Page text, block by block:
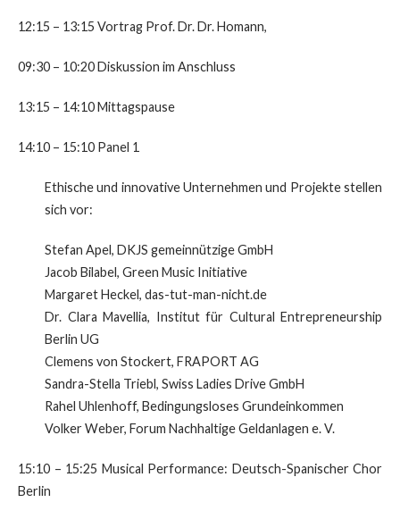
12:15 – 13:15 Vortrag Prof. Dr. Dr. Homann,
09:30 – 10:20 Diskussion im Anschluss
13:15 – 14:10 Mittagspause
14:10 – 15:10 Panel 1
Ethische und innovative Unternehmen und Projekte stellen
sich vor:
Stefan Apel, DKJS gemeinnützige GmbH
Jacob Bilabel, Green Music Initiative
Margaret Heckel, das-tut-man-nicht.de
Dr. Clara Mavellia, Institut für Cultural Entrepreneurship
Berlin UG
Clemens von Stockert, FRAPORT AG
Sandra-Stella Triebl, Swiss Ladies Drive GmbH
Rahel Uhlenhoff, Bedingungsloses Grundeinkommen
Volker Weber, Forum Nachhaltige Geldanlagen e. V.
15:10 – 15:25 Musical Performance: Deutsch-Spanischer Chor
Berlin